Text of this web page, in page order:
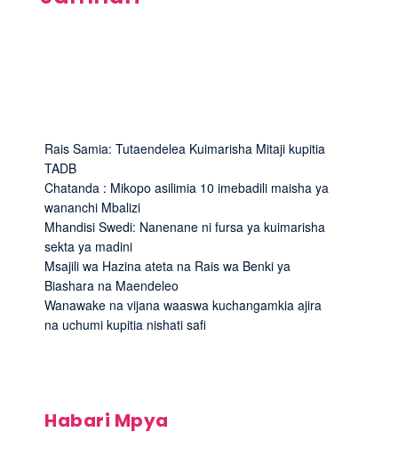
Rais Samia: Tutaendelea Kuimarisha Mitaji kupitia
TADB
Chatanda : Mikopo asilimia 10 imebadili maisha ya
wananchi Mbalizi
Mhandisi Swedi: Nanenane ni fursa ya kuimarisha
sekta ya madini
Msajili wa Hazina ateta na Rais wa Benki ya
Biashara na Maendeleo
Wanawake na vijana waaswa kuchangamkia ajira
na uchumi kupitia nishati safi
Habari Mpya